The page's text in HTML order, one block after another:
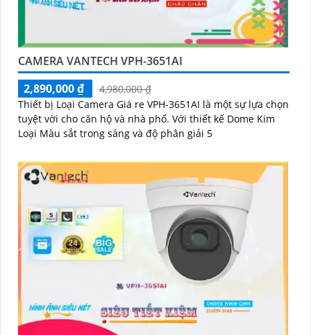
CAMERA VANTECH VPH-3651AI
2,890,000 ₫
4,980,000 ₫
Thiết bị Loại Camera Giá re VPH-3651AI là một sự lựa chọn
tuyệt vời cho căn hộ và nhà phố. Với thiết kế Dome Kim
Loại Màu sắt trong sáng và độ phân giải 5